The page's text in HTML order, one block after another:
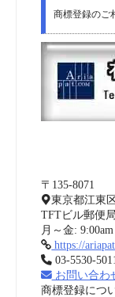
商標登録のご
〒135-8071
東京都江東
TFTビル郵便
月～金:
https://
03-5530-
お問い合わ
商標登録につ